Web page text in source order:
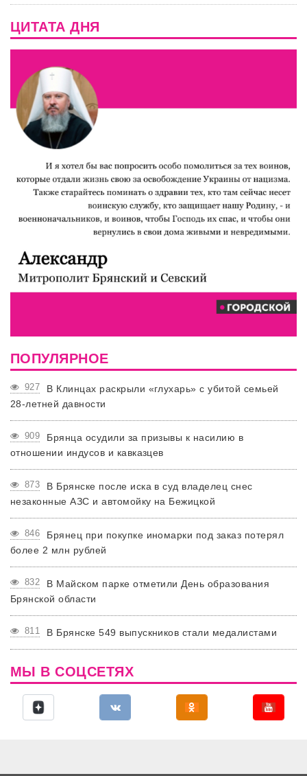
ЦИТАТА ДНЯ
ПОПУЛЯРНОЕ
927
В Клинцах раскрыли «глухарь» с убитой семьей
28-летней давности
909
Брянца осудили за призывы к насилию в
отношении индусов и кавказцев
873
В Брянске после иска в суд владелец снес
незаконные АЗС и автомойку на Бежицкой
846
Брянец при покупке иномарки под заказ потерял
более 2 млн рублей
832
В Майском парке отметили День образования
Брянской области
811 В Брянске 549 выпускников стали медалистами
МЫ В СОЦСЕТЯХ